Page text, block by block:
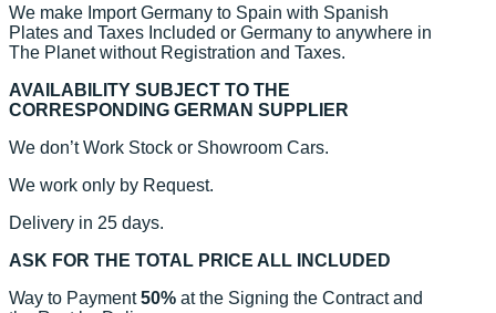
We make Import Germany to Spain with Spanish
Plates and Taxes Included or Germany to anywhere in
The Planet without Registration and Taxes.
AVAILABILITY SUBJECT TO THE
CORRESPONDING GERMAN SUPPLIER
We don’t Work Stock or Showroom Cars.
We work only by Request.
Delivery in 25 days.
ASK FOR THE TOTAL PRICE ALL INCLUDED
Way to Payment50% at the Signing the Contract and